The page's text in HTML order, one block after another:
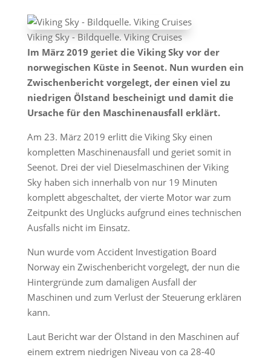
Viking Sky - Bildquelle. Viking Cruises
Im März 2019 geriet die Viking Sky vor der
norwegischen Küste in Seenot. Nun wurden ein
Zwischenbericht vorgelegt, der einen viel zu
niedrigen Ölstand bescheinigt und damit die
Ursache für den Maschinenausfall erklärt.
Am 23. März 2019 erlitt die Viking Sky einen
kompletten Maschinenausfall und geriet somit in
Seenot. Drei der viel Dieselmaschinen der Viking
Sky haben sich innerhalb von nur 19 Minuten
komplett abgeschaltet, der vierte Motor war zum
Zeitpunkt des Unglücks aufgrund eines technischen
Ausfalls nicht im Einsatz.
Nun wurde vom Accident Investigation Board
Norway ein Zwischenbericht vorgelegt, der nun die
Hintergründe zum damaligen Ausfall der
Maschinen und zum Verlust der Steuerung erklären
kann.
Laut Bericht war der Ölstand in den Maschinen auf
einem extrem niedrigen Niveau von ca 28-40